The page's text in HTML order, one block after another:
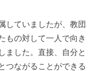
していましたが、教団
もの対して一人で向き
ました。直接、自分と
つながることができる